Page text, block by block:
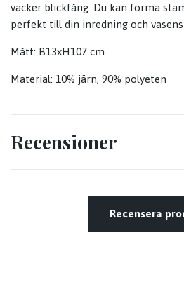
vacker blickfång. Du kan forma
perfekt till din inredning och vasens
Mått: B13xH107 cm
Material: 10% järn, 90% polyeten
Recensioner
Recensera